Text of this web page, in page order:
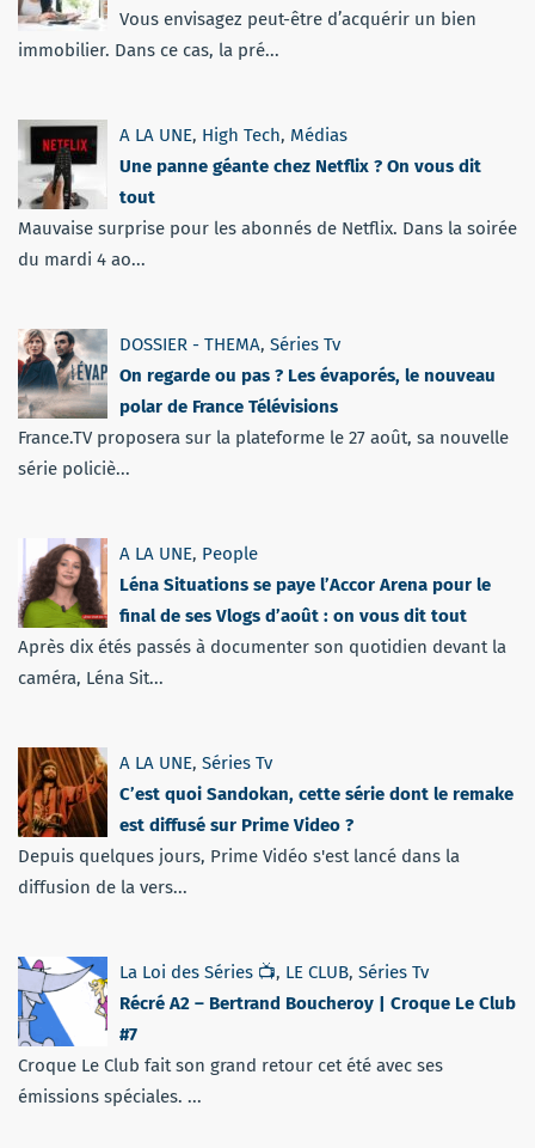
Vous envisagez peut-être d’acquérir un bien
immobilier. Dans ce cas, la pré...
A LA UNE, High Tech, Médias
Une panne géante chez Netflix ? On vous dit
tout
Mauvaise surprise pour les abonnés de Netflix. Dans la soirée
du mardi 4 ao...
DOSSIER - THEMA, Séries Tv
On regarde ou pas ? Les évaporés, le nouveau
polar de France Télévisions
France.TV proposera sur la plateforme le 27 août, sa nouvelle
série policiè...
A LA UNE, People
Léna Situations se paye l’Accor Arena pour le
final de ses Vlogs d’août : on vous dit tout
Après dix étés passés à documenter son quotidien devant la
caméra, Léna Sit...
A LA UNE, Séries Tv
C’est quoi Sandokan, cette série dont le remake
est diffusé sur Prime Video ?
Depuis quelques jours, Prime Vidéo s'est lancé dans la
diffusion de la vers...
La Loi des Séries 📺, LE CLUB, Séries Tv
Récré A2 – Bertrand Boucheroy | Croque Le Club
#7
Croque Le Club fait son grand retour cet été avec ses
émissions spéciales. ...